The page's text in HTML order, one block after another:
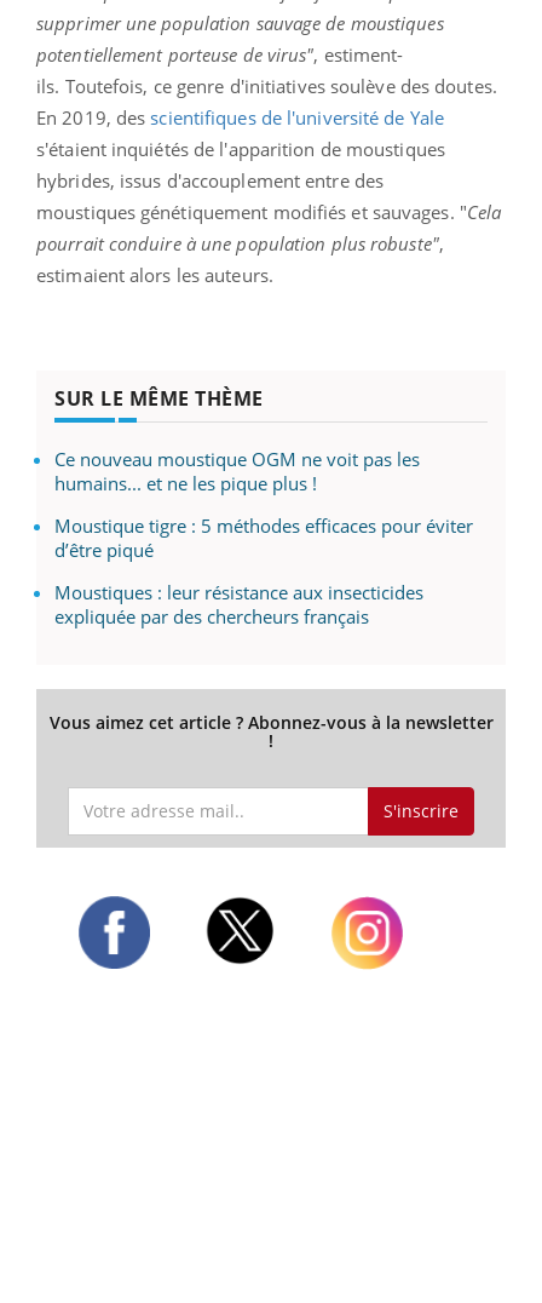
supprimer une population sauvage de moustiques
potentiellement porteuse de virus", estiment-
ils. Toutefois, ce genre d'initiatives soulève des doutes.
En 2019, desscientifiques de l'université de Yale
s'étaient inquiétés de l'apparition de moustiques
hybrides, issus d'accouplement entre des
moustiques génétiquement modifiés et sauvages. "Cela
pourrait conduire à une population plus robuste",
estimaient alors les auteurs.
SUR LE MÊME THÈME
Ce nouveau moustique OGM ne voit pas les
humains... et ne les pique plus !
Moustique tigre : 5 méthodes efficaces pour éviter
d’être piqué
Moustiques : leur résistance aux insecticides
expliquée par des chercheurs français
Vous aimez cet article ? Abonnez-vous à la newsletter
!
S'inscrire